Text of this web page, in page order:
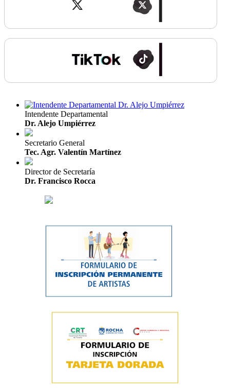
Intendente Departamental
Dr. Alejo Umpiérrez
Secretario General
Tec. Agr. Valentín Martínez
Director de Secretaría
Dr. Francisco Rocca